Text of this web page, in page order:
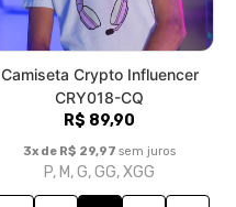
Camiseta Crypto Influencer
CRY018-CQ
R$ 89,90
3x de R$ 29,97 sem juros
P, M, G, GG, XGG